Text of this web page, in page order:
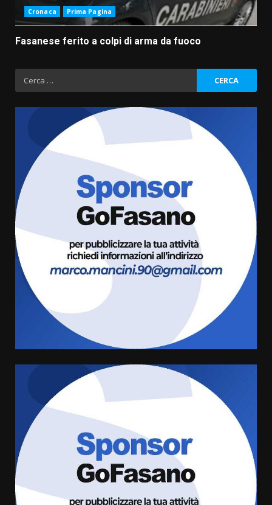
Cronaca Prima Pagina
Fasanese ferito a colpi di arma da fuoco
Ricerca
per:
Fasanese ferito a colpi di arma
da fuoco
6 Agosto 2026 18:13
Carta d’identità: continua il piano
di aperture straordinarie del
Comune di Fasano
Grazia Neglia, coordinatrice
cittadina di Fratelli d’Italia,
pronta a tornare in Consiglio
comunale
6 Agosto 2026 08:00
Cura dei beni comuni e
cittadinanza attiva: online
l’avviso per la gestione
condivisa della Villetta di
Laureto